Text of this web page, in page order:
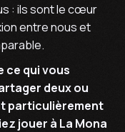
: ils sont le cœur
entre nous et
ce qui vous
deux ou
particulièrement
jouer à La Mona